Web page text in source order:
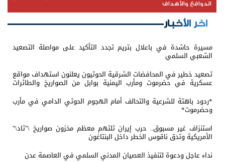
الدوافع والأهداف
اخر الأخبار
مسيرة حاشدة في باعلال بتريم تجدد التأكيد على مواصلة التصعيد
الشعبي السلمي
تصعيد خطير في المحافضات الشرقية الحوثيون يعلنون استهداف مواقع
عسكرية في حضرموت ومأرب اليمنية بوابل من الصواريخ والطائرات
*ردود باهتة للشرعية والتحالف أمام الهجوم الحوثي الدامي في مأرب
وحضرموت*
استنزاف غير مسبوق.. حرب إيران تلتهم معظم مخزون صواريخ \"ثاد\"
الأمريكية وتدق ناقوس الخطر داخل البنتاغون
نداء عاجل ودعوة لتنفيذ العصيان المدني السلمي في العاصمة عدن